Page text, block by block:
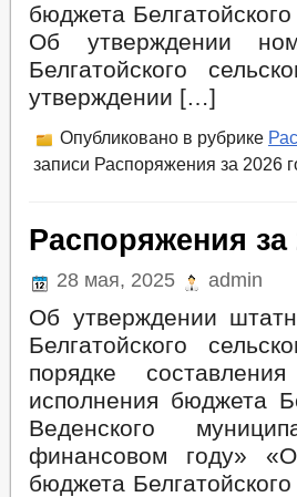
бюджета
Об утверждении
Белгатойского
утверждении […]
Опубликовано в рубрике
записи Распоряжения за 2026
Распоряжения за
28 мая, 2025 admin
Об утверждении
Белгатойского
порядке
исполнения бюджета
Веденского
финансовом году»
бюджета